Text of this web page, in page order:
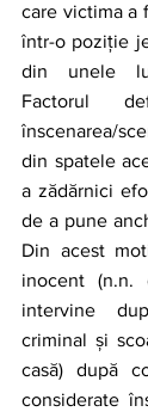
care victima a
într-o poziție
din unele
Factorul
înscenarea/
din spatele
a zădărnici
de a pune
Din acest
inocent (n.n.
intervine
criminal și
casă) după
considerate